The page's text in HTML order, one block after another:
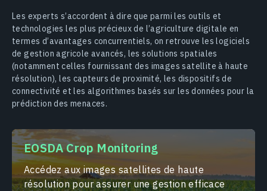
Les experts s’accordent à dire que parmi les outils et
technologies les plus précieux de l’agriculture digitale en
termes d’avantages concurrentiels, on retrouve les logiciels
de gestion agricole avancés, les solutions spatiales
(notamment celles fournissant des images satellite à haute
résolution), les capteurs de proximité, les dispositifs de
connectivité et les algorithmes basés sur les données pour la
prédiction des menaces.
EOSDA Crop Monitoring
Accédez aux images satellites de haute
résolution pour assurer une gestion efficace